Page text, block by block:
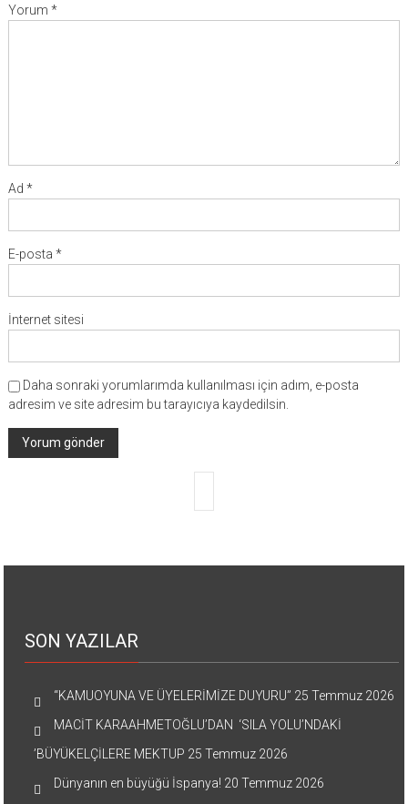
Yorum *
Ad *
E-posta *
İnternet sitesi
Daha sonraki yorumlarımda kullanılması için adım, e-posta
adresim ve site adresim bu tarayıcıya kaydedilsin.
SON YAZILAR
“KAMUOYUNA VE ÜYELERİMİZE DUYURU” 25 Temmuz 2026
MACİT KARAAHMETOĞLU’DAN ‘SILA YOLU’NDAKİ
’BÜYÜKELÇİLERE MEKTUP 25 Temmuz 2026
Dünyanın en büyüğü İspanya! 20 Temmuz 2026